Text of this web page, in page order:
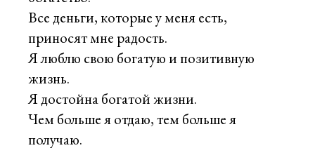
Все деньги, которые у меня есть,
приносят мне радость.
Я люблю свою богатую и позитивную
жизнь.
Я достойна богатой жизни.
Чем больше я отдаю, тем больше я
получаю.